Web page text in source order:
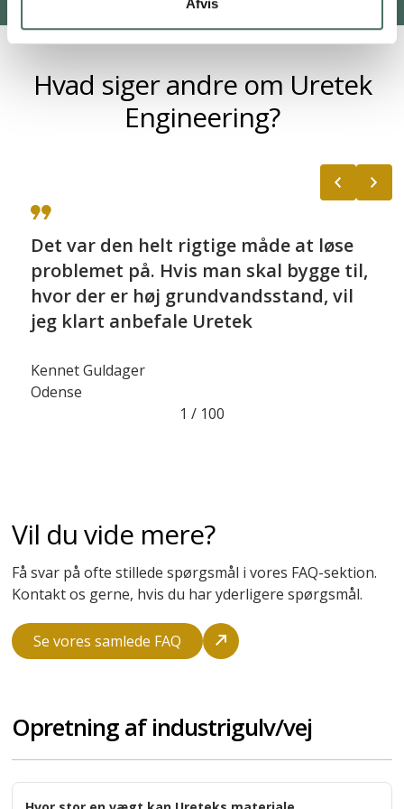
Afvis
Hvad siger andre om Uretek
Engineering?
Vi bringer som regel Uretek ind i
billedet, når nogen står med skader
på en bygning eller et gulv, og man
mistænker noget sætningsgivende
hele op og starte forfra, er injicering
ofte en økonomisk bedre og mindre
indgribende løsning
Vil du vide mere?
Se vores samlede FAQ